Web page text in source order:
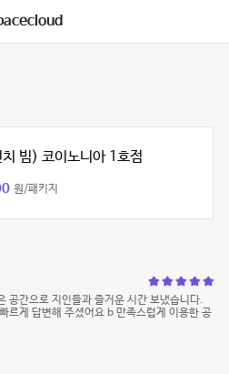
빔) 코이노니아 1호점
원/패키지
공간으로 지인들과 즐거운 시간 보냈습니다.
르게 답변해 주셨어요 b 만족스럽게 이용한 공